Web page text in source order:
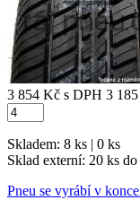
3 854 Kč s DPH 3
Skladem: 8 ks | 0 ks
Sklad externí: 20 ks
Pneu se vyrábí v